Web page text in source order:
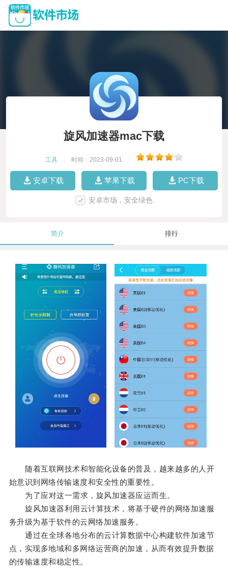
旋风加速器mac下载
工具 时间：2023-09-01
安卓下载 苹果下载 PC下载
安卓市场，安全绿色
简介 排行
随着互联网技术和智能化设备的普及，越来越多的人开
始意识到网络传输速度和安全性的重要性。
为了应对这一需求，旋风加速器应运而生。
旋风加速器利用云计算技术，将基于硬件的网络加速服
务升级为基于软件的云网络加速服务。
通过在全球各地分布的云计算数据中心构建软件加速节
点，实现多地域和多网络运营商的加速，从而有效提升数据
的传输速度和稳定性。